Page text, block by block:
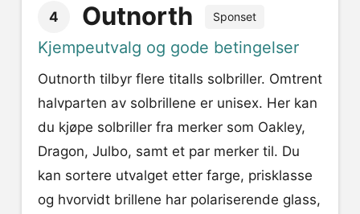
4 Outnorth Sponset
Kjempeutvalg og gode betingelser
Outnorth tilbyr flere titalls solbriller. Omtrent
halvparten av solbrillene er unisex. Her kan
du kjøpe solbriller fra merker som Oakley,
Dragon, Julbo, samt et par merker til. Du
kan sortere utvalget etter farge, prisklasse
og hvorvidt brillene har polariserende glass,